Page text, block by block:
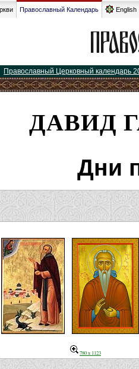
Православный Календарь English
Православный Церковный календарь
ДАВИД
Дни
780 x 1123